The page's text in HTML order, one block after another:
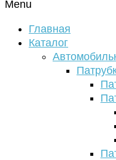
Menu
Главная
Каталог